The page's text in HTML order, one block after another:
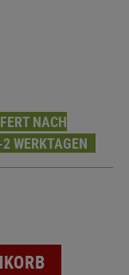
NACH
WERKTAGEN